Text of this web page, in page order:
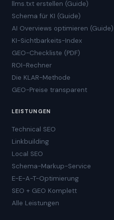
llms.txt erstellen (Guide)
Schema für KI (Guide)
AI Overviews optimieren (Guide)
KI-Sichtbarkeits-Index
GEO-Checkliste (PDF)
ROI-Rechner
Die KLAR-Methode
GEO-Preise transparent
LEISTUNGEN
Technical SEO
Linkbuilding
Local SEO
Schema-Markup-Service
E-E-A-T-Optimierung
SEO + GEO Komplett
Alle Leistungen